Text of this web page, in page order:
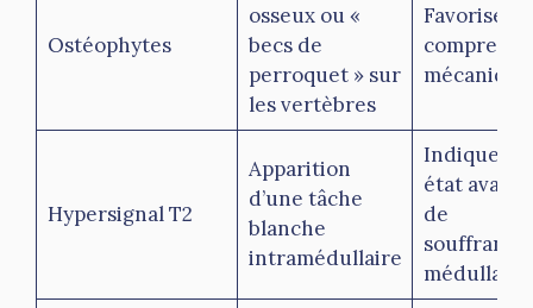
Ostéophytes
osseux ou «
becs de
perroquet » sur
les vertèbres
Favorisent
mécanique
Hypersignal T2
Apparition
d’une tâche
blanche
intramédullaire
Indique un
état
de
souffrance
médullaire